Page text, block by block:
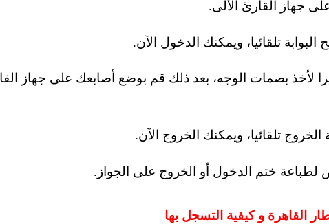
لأخذ بصمات الوجه، بعد ذلك قم بوضع أصابعك على جهاز
القاهرة و كيفية التسجل بها